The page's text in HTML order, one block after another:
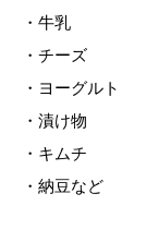
・牛乳
・チーズ
・ヨーグルト
・漬け物
・キムチ
・納豆など